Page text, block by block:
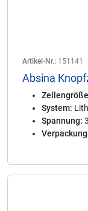
Artikel-Nr.: 151141
Absina
System:
Spannung: